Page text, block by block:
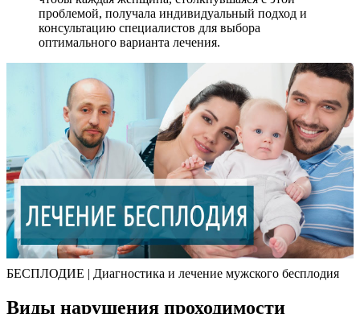
проблемой, получала индивидуальный подход и
консультацию специалистов для выбора
оптимального варианта лечения.
БЕСПЛОДИЕ | Диагностика и лечение мужского бесплодия
Виды нарушения проходимости